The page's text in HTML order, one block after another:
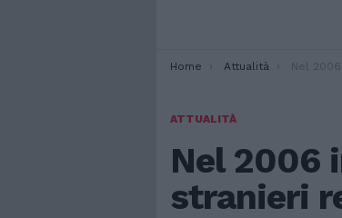
You are here:
Home Attualità Nel 2006
ATTUALITÀ
Nel 2006
stranieri